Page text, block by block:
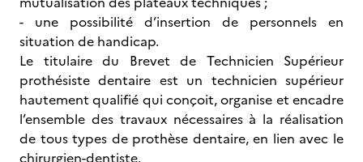
- une possibilité d’insertion de personnels en
situation de handicap.
Le titulaire du Brevet de Technicien Supérieur
prothésiste dentaire est un technicien supérieur
hautement qualifié qui conçoit, organise et encadre
l’ensemble des travaux nécessaires à la réalisation
de tous types de prothèse dentaire, en lien avec le
chirurgien-dentiste.